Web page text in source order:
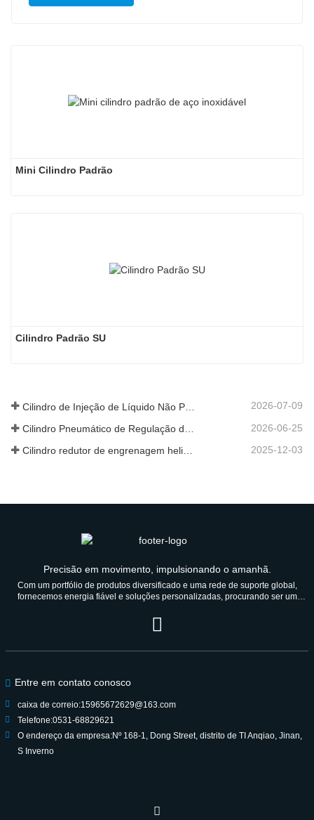
Mini Cilindro Padrão
Cilindro Padrão SU
2026-07-09
2026-06-25
Cilindro redutor de engrenagem helicoidal de nova geração 2025-12-03
Precisão em movimento, impulsionando o amanhã.
Com um portfólio de produtos diversificado e uma rede de suporte global,
fornecemos energia fiável e soluções personalizadas, procurando ser um
Entre em contato conosco
caixa de correio:15965672629@163.com
Telefone:0531-68829621
O endereço da empresa:Nº 168-1, Dong Street, distrito de TI Anqiao, Jinan,
S Inverno